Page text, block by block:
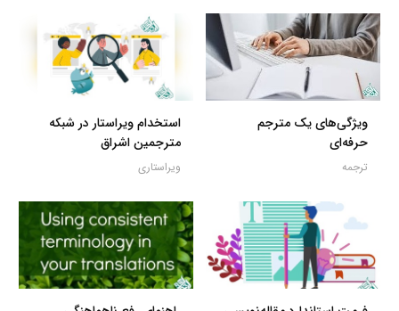
ویژگی‌های یک مترجم
حرفه‌ای
ترجمه
استخدام ویراستار در شبکه
مترجمین اشراق
ویراستاری